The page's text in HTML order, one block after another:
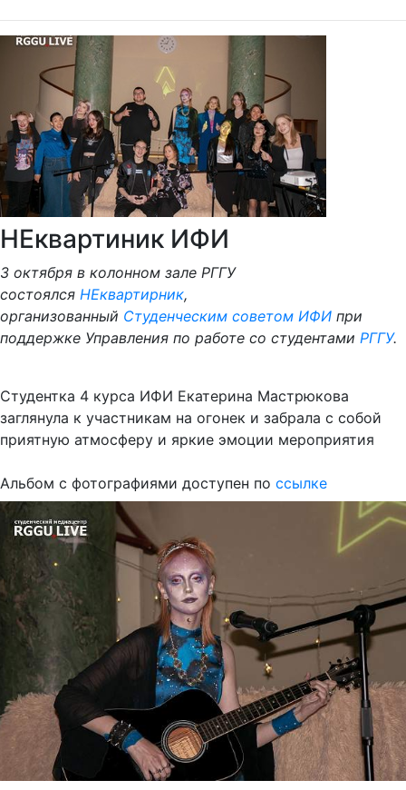
НЕквартиник ИФИ
3 октября в колонном зале РГГУ
состоялся НЕквартирник,
организованный Студенческим советом ИФИ при
поддержке Управления по работе со студентами РГГУ.
Студентка 4 курса ИФИ Екатерина Мастрюкова
заглянула к участникам на огонек и забрала с собой
приятную атмосферу и яркие эмоции мероприятия
Альбом с фотографиями доступен по ссылке